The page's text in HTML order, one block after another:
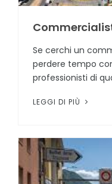
Se cerchi un
perdere tempo
professionisti di
LEGGI DI PIÙ